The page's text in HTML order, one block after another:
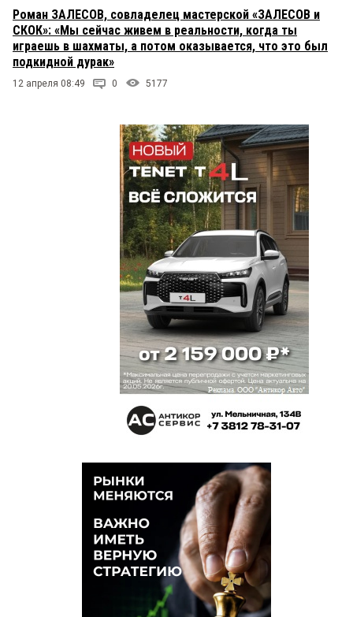
Роман ЗАЛЕСОВ, совладелец мастерской «ЗАЛЕСОВ и
СКОК»: «Мы сейчас живем в реальности, когда ты
играешь в шахматы, а потом оказывается, что это был
подкидной дурак»
12 апреля 08:49 0 5177